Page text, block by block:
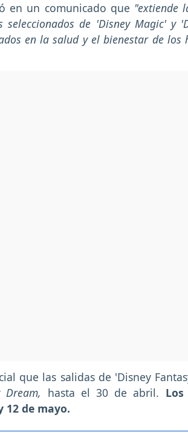
en un comunicado que "extiende
de 'Disney Magic' y
en la salud y el bienestar de los
que las salidas de 'Disney
Dream, hasta el 30 de abril.
12 de mayo.